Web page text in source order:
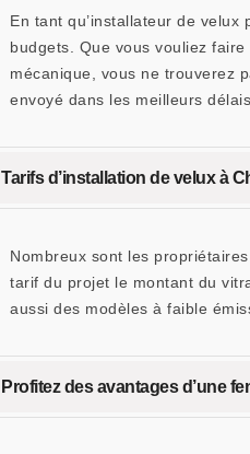
En tant qu’installateur de
budgets. Que vous vouliez
mécanique, vous ne trouverez
envoyé dans les meilleurs
Tarifs d’installation de velux à
Nombreux sont les
tarif du projet le montant du
aussi des modèles à faible
Profitez des avantages d’une